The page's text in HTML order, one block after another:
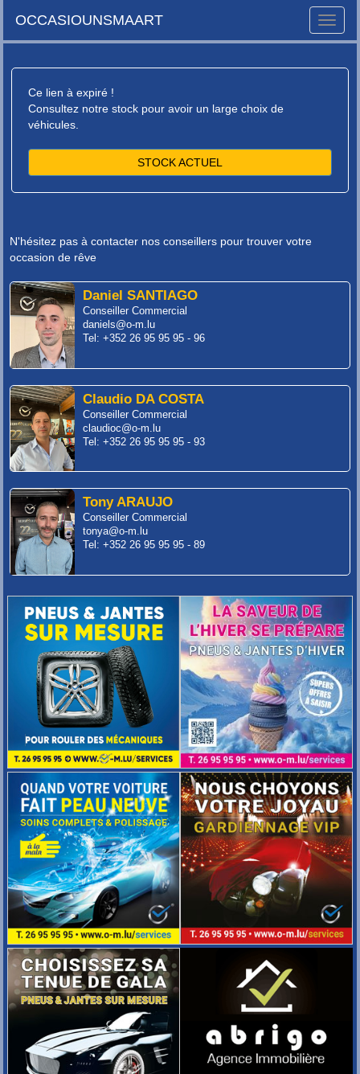
Toggle
OCCASIOUNSMAART
Ce lien à expiré !
Consultez notre stock pour avoir un large choix de
véhicules.
STOCK ACTUEL
N'hésitez pas à contacter nos conseillers pour trouver votre
occasion de rêve
Daniel SANTIAGO
Conseiller Commercial
daniels@o-m.lu
Tel: +352 26 95 95 95 - 96
Claudio DA COSTA
Conseiller Commercial
claudioc@o-m.lu
Tel: +352 26 95 95 95 - 93
Tony ARAUJO
Conseiller Commercial
tonya@o-m.lu
Tel: +352 26 95 95 95 - 89